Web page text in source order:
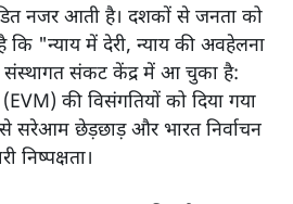
नामांकन रद्द मामले, चंडीगढ़ मेयर
वोट' के आंकड़ों से चुनावी पारदर्शिता